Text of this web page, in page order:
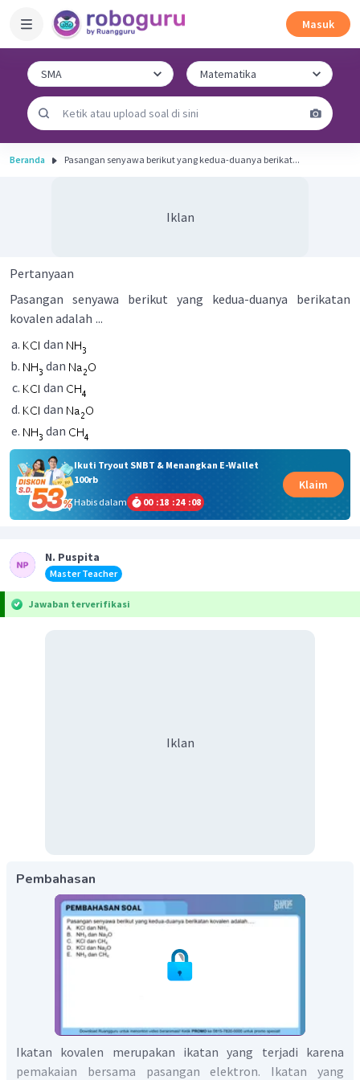
Masuk
Beranda Pasangan senyawa berikut yang kedua-duanya berikat...
Iklan
Pertanyaan
Pasangan senyawa berikut yang kedua-duanya berikatan
kovalen adalah ...
dan
dan
dan
dan
dan
Ikuti Tryout SNBT & Menangkan E-Wallet
100rb
Habis dalam
00 :18 :24 :08
Klaim
N. Puspita
Master Teacher
Jawaban terverifikasi
Iklan
Pembahasan
Ikatan kovalen merupakan ikatan yang terjadi karena
pemakaian bersama pasangan elektron. Ikatan yang